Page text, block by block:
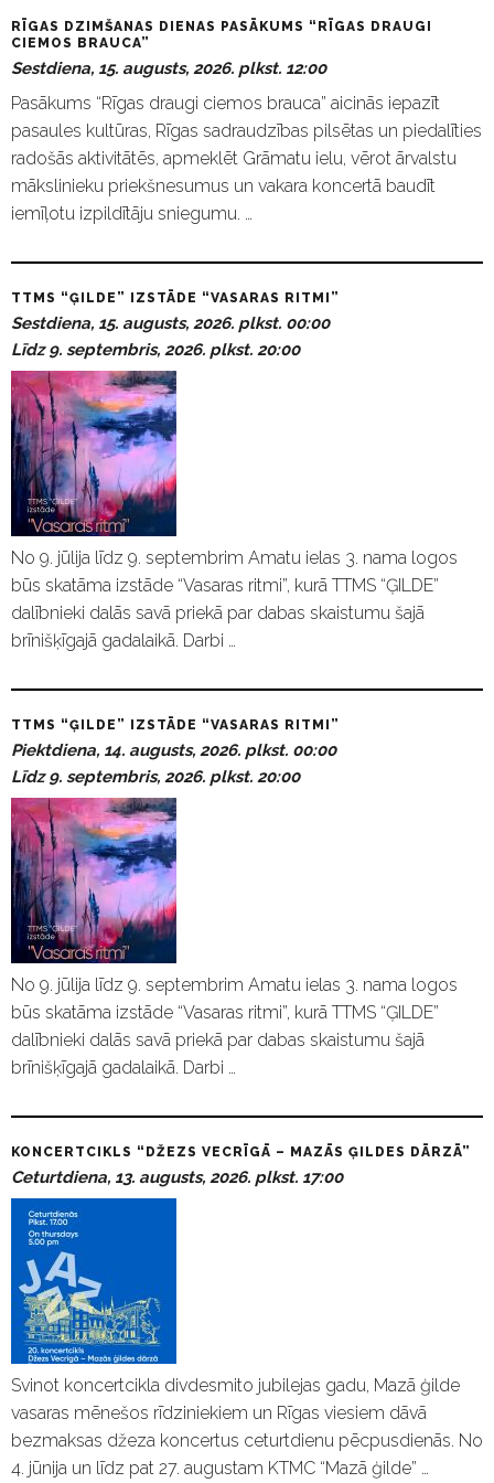
RĪGAS DZIMŠANAS DIENAS PASĀKUMS “RĪGAS DRAUGI
CIEMOS BRAUCA”
Sestdiena, 15. augusts, 2026. plkst. 12:00
Pasākums “Rīgas draugi ciemos brauca” aicinās iepazīt
pasaules kultūras, Rīgas sadraudzības pilsētas un piedalīties
radošās aktivitātēs, apmeklēt Grāmatu ielu, vērot ārvalstu
mākslinieku priekšnesumus un vakara koncertā baudīt
iemīļotu izpildītāju sniegumu. …
TTMS “ĢILDE” IZSTĀDE “VASARAS RITMI”
Sestdiena, 15. augusts, 2026. plkst. 00:00
Līdz 9. septembris, 2026. plkst. 20:00
No 9. jūlija līdz 9. septembrim Amatu ielas 3. nama logos
būs skatāma izstāde “Vasaras ritmi”, kurā TTMS “ĢILDE”
dalībnieki dalās savā priekā par dabas skaistumu šajā
brīnišķīgajā gadalaikā. Darbi …
TTMS “ĢILDE” IZSTĀDE “VASARAS RITMI”
Piektdiena, 14. augusts, 2026. plkst. 00:00
Līdz 9. septembris, 2026. plkst. 20:00
No 9. jūlija līdz 9. septembrim Amatu ielas 3. nama logos
būs skatāma izstāde “Vasaras ritmi”, kurā TTMS “ĢILDE”
dalībnieki dalās savā priekā par dabas skaistumu šajā
brīnišķīgajā gadalaikā. Darbi …
KONCERTCIKLS “DŽEZS VECRĪGĀ – MAZĀS ĢILDES DĀRZĀ”
Ceturtdiena, 13. augusts, 2026. plkst. 17:00
Svinot koncertcikla divdesmito jubilejas gadu, Mazā ģilde
vasaras mēnešos rīdziniekiem un Rīgas viesiem dāvā
bezmaksas džeza koncertus ceturtdienu pēcpusdienās. No
4. jūnija un līdz pat 27. augustam KTMC “Mazā ģilde” …